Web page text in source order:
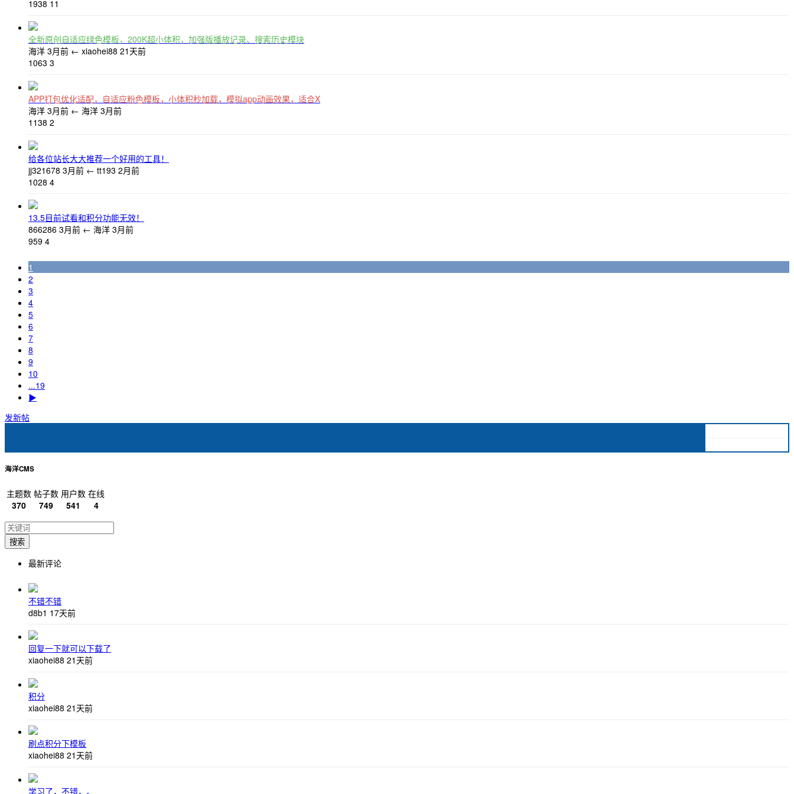
1938 11
全新原创自适应绿色模板，200K超小体积，加强版播放记录、搜索历史模块
海洋 3月前 ← xiaohei88 21天前
1063 3
APP打包优化适配，自适应粉色模板，小体积秒加载，模拟app动画效果，适合X
海洋 3月前 ← 海洋 3月前
1138 2
给各位站长大大推荐一个好用的工具！
jj321678 3月前 ← tt193 2月前
1028 4
13.5目前试看和积分功能无效！
866286 3月前 ← 海洋 3月前
959 4
1
2
3
4
5
6
7
8
9
10
...19
▶
发新帖
海洋CMS
主题数
370
帖子数
749
用户数
541
在线
4
搜索
最新评论
不错不错
d8b1 17天前
回复一下就可以下载了
xiaohei88 21天前
积分
xiaohei88 21天前
刷点积分下模板
xiaohei88 21天前
学习了，不错，。